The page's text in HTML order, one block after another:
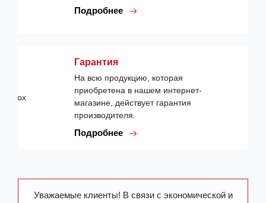
Подробнее
Гарантия
На всю продукцию, которая
приобретена в нашем интернет-
магазине, действует гарантия
производителя.
Подробнее
Уважаемые клиенты! В связи с экономической и